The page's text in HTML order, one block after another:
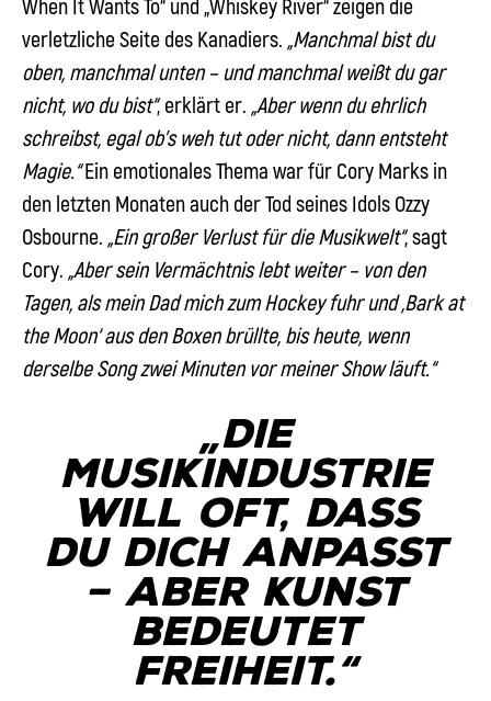
When It Wants To“ und „Whiskey River“zeigen die
verletzliche Seite des Kanadiers. „Manchmal bist du
oben, manchmal unten – und manchmal weißt du gar
nicht, wo du bist“, erklärt er. „Aber wenn du ehrlich
schreibst, egal ob’s weh tut oder nicht, dann entsteht
Magie.“Ein emotionales Thema war für Cory Marks in
den letzten Monaten auch der Tod seines Idols Ozzy
Osbourne. „Ein großer Verlust für die Musikwelt“, sagt
Cory. „Aber sein Vermächtnis lebt weiter – von den
Tagen, als mein Dad mich zum Hockey fuhr und ‚Bark at
the Moon‘ aus den Boxen brüllte, bis heute, wenn
derselbe Song zwei Minuten vor meiner Show läuft.“
„Die
Musikindustrie
will oft, dass
du dich anpasst
– aber Kunst
bedeutet
Freiheit.“